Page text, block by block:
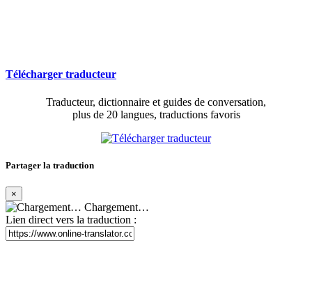
Télécharger traducteur
Traducteur, dictionnaire et guides de conversation,
plus de 20 langues, traductions favoris
Partager la traduction
×
Chargement…
Lien direct vers la traduction :